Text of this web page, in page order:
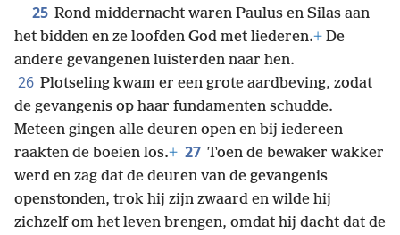
25 Rond middernacht waren Paulus en Silas aan
het bidden en ze loofden God met liederen.+ De
andere gevangenen luisterden naar hen.
26 Plotseling kwam er een grote aardbeving, zodat
de gevangenis op haar fundamenten schudde.
Meteen gingen alle deuren open en bij iedereen
raakten de boeien los.+ 27 Toen de bewaker wakker
werd en zag dat de deuren van de gevangenis
openstonden, trok hij zijn zwaard en wilde hij
zichzelf om het leven brengen, omdat hij dacht dat de